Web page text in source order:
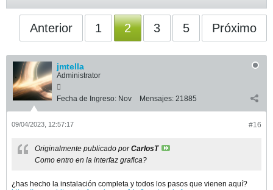
Anterior 1 2 3 5 Próximo
jmtella
Administrator
Fecha de Ingreso: Nov Mensajes: 21885
#16
09/04/2023, 12:57:17
Originalmente publicado porCarlosT
Como entro en la interfaz grafica?
¿has hecho la instalación completa y todos los pasos que vienen aquí?